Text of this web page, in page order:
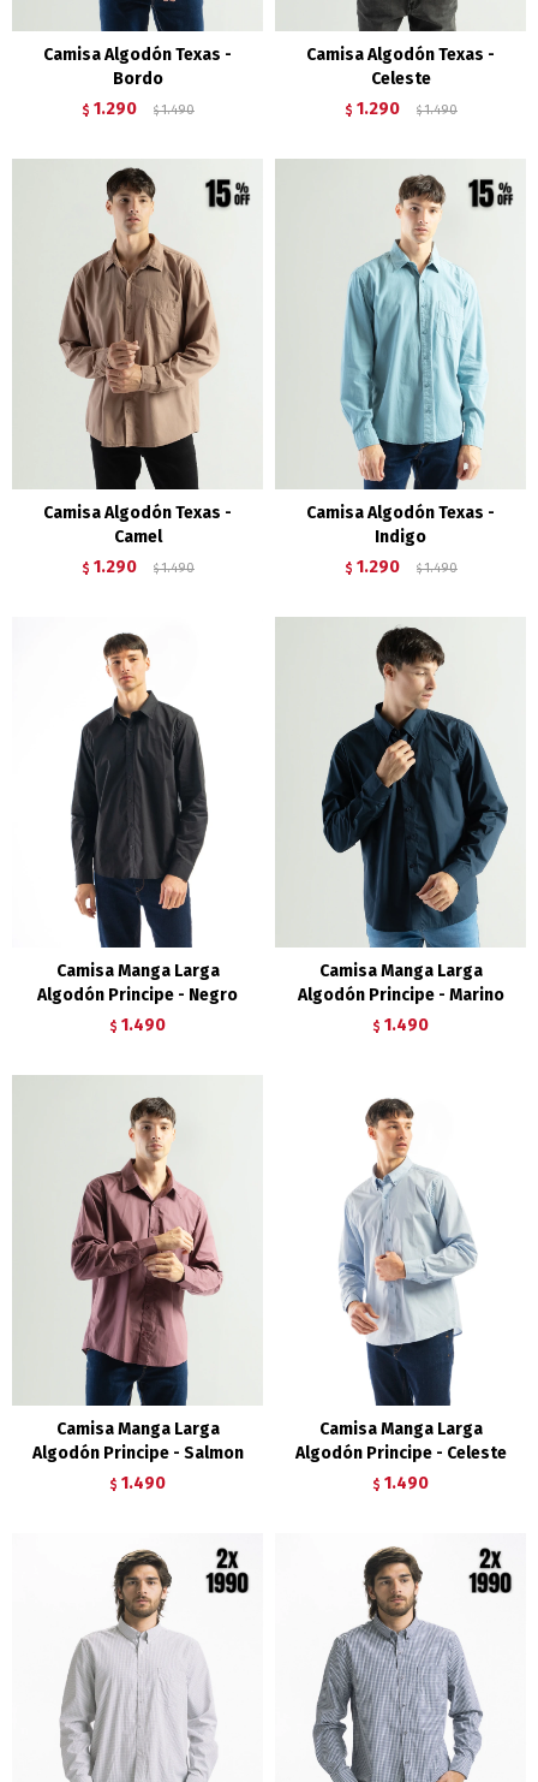
Camisa Algodón Texas -
Bordo
$ 1.290 $ 1.490
Camisa Algodón Texas -
Celeste
$ 1.290 $ 1.490
Camisa Algodón Texas -
Camel
$ 1.290 $ 1.490
Camisa Algodón Texas -
Indigo
$ 1.290 $ 1.490
Camisa Manga Larga
Algodón Principe - Negro
$ 1.490
Camisa Manga Larga
Algodón Principe - Marino
$ 1.490
Camisa Manga Larga
Algodón Principe - Salmon
$ 1.490
Camisa Manga Larga
Algodón Principe - Celeste
$ 1.490